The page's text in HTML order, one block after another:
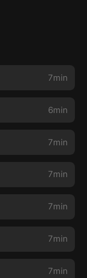
7min
6min
7min
7min
7min
7min
7min